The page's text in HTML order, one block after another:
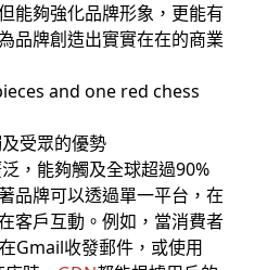
能夠強化品牌形象，更能有
品牌創造出實實在在的商業
受眾的優勢
，能夠觸及全球超過90%
品牌可以透過單一平台，在
客戶互動。例如，當消費者
Gmail收發郵件，或使用